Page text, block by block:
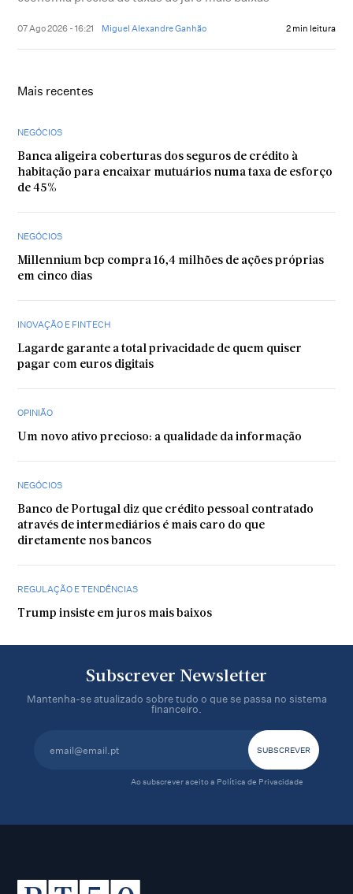
07 Ago 2026 - 16:21 Miguel Alexandre Ganhão 2 min leitura
Mais recentes
NEGÓCIOS
Banca aligeira coberturas dos seguros de crédito à
habitação para encaixar mutuários numa taxa de esforço
de 45%
NEGÓCIOS
Millennium bcp compra 16,4 milhões de ações próprias
em cinco dias
INOVAÇÃO E FINTECH
Lagarde garante a total privacidade de quem quiser
pagar com euros digitais
OPINIÃO
Um novo ativo precioso: a qualidade da informação
NEGÓCIOS
Banco de Portugal diz que crédito pessoal contratado
através de intermediários é mais caro do que
diretamente nos bancos
REGULAÇÃO E TENDÊNCIAS
Trump insiste em juros mais baixos
Subscrever Newsletter
Mantenha-se atualizado sobre tudo o que se passa no sistema
financeiro.
Ao subscrever aceito a Política de Privacidade